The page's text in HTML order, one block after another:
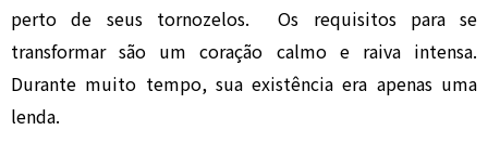
perto de seus tornozelos. Os requisitos para se
transformar são um coração calmo e raiva intensa.
Durante muito tempo, sua existência era apenas uma
lenda.